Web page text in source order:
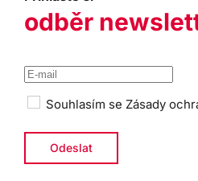
odběr
Souhlasím se Zásady